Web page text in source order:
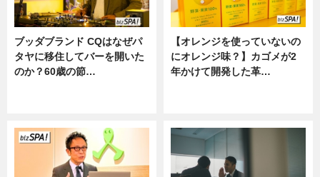
ブッダブランド CQはなぜパ
タヤに移住してバーを開いた
のか？60歳の節…
【オレンジを使っていないの
にオレンジ味？】カゴメが2
年かけて開発した革…